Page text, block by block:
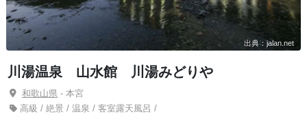
出典：jalan.net
川湯温泉 山水館 川湯みどりや
和歌山県- 本宮
高級 / 絶景 / 温泉 / 客室露天風呂 /